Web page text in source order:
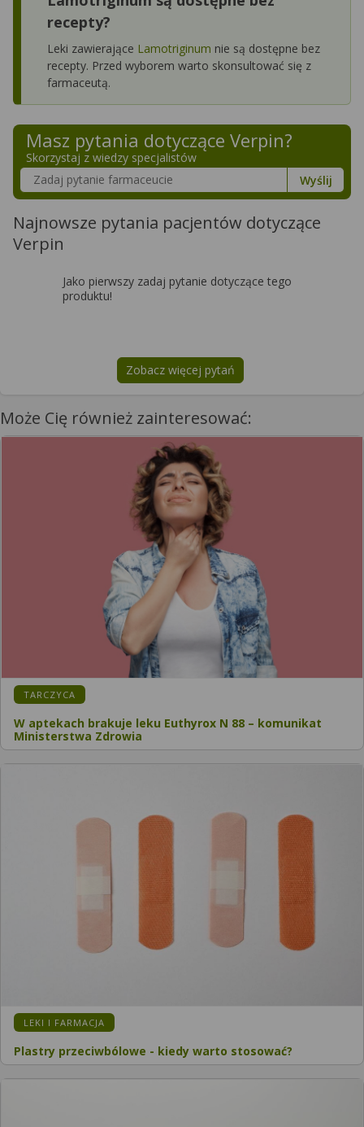
recepty?
Leki zawierające Lamotriginum nie są dostępne bez
recepty. Przed wyborem warto skonsultować się z
farmaceutą.
Masz pytania dotyczące Verpin?
Skorzystaj z wiedzy specjalistów
Szukaj w poradnikach o zdrowiu
Wyślij
Najnowsze pytania pacjentów dotyczące
Verpin
Jako pierwszy zadaj pytanie dotyczące tego
produktu!
Zobacz więcej pytań
na tematVerpin
Może Cię również zainteresować:
KATEGORIA:
TARCZYCA
W aptekach brakuje leku Euthyrox N 88 – komunikat
Ministerstwa Zdrowia
KATEGORIA:
LEKI I FARMACJA
Plastry przeciwbólowe - kiedy warto stosować?